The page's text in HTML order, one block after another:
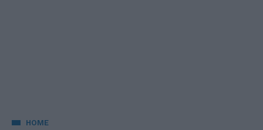
HOME